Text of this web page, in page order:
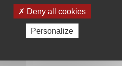
Deny all cookies
Personalize
Connexion